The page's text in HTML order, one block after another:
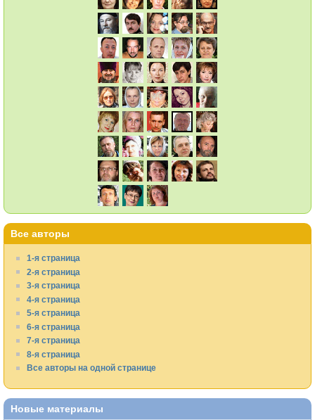
Все авторы
1-я страница
2-я страница
3-я страница
4-я страница
5-я страница
6-я страница
7-я страница
8-я страница
Все авторы на одной странице
Новые материалы